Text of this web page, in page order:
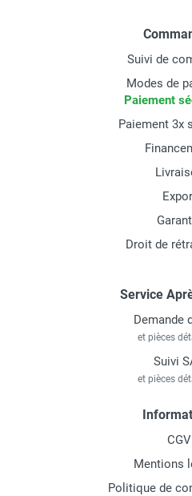
Suivi de
Modes de
Paiement
Paiement 3x
Droit de
Service
Demande
et pièces
Suivi
et pièces
CGV
Mentions
Politique de